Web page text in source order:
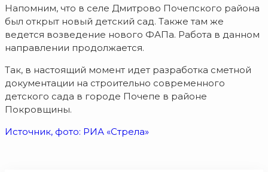
Напомним, что в селе Дмитрово Почепского района
был открыт новый детский сад. Также там же
ведется возведение нового ФАПа. Работа в данном
направлении продолжается.
Так, в настоящий момент идет разработка сметной
документации на строительно современного
детского сада в городе Почепе в районе
Покровщины.
Источник, фото: РИА «Стрела»